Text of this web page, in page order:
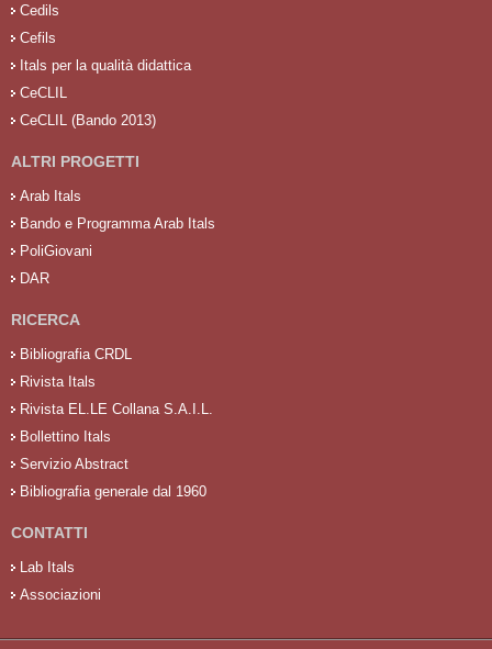
Cedils
Cefils
Itals per la qualità didattica
CeCLIL
CeCLIL (Bando 2013)
ALTRI PROGETTI
Arab Itals
Bando e Programma Arab Itals
PoliGiovani
DAR
RICERCA
Bibliografia CRDL
Rivista Itals
Rivista EL.LE Collana S.A.I.L.
Bollettino Itals
Servizio Abstract
Bibliografia generale dal 1960
CONTATTI
Lab Itals
Associazioni